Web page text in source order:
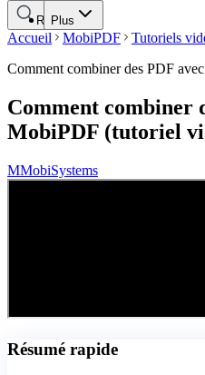
Plus
Rechercher
Accueil MobiPDF
Tutoriels
Comment combiner des PDF
Comment combiner
MobiPDF (tutoriel
MMobiSystems
Résumé rapide